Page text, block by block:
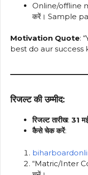
Online/offline
करें। Sample
Motivation Quote:
best do aur success
रिजल्ट की उम्मीद:
रिजल्ट तारीख: 31
कैसे चेक करें:
“Matric/Inter